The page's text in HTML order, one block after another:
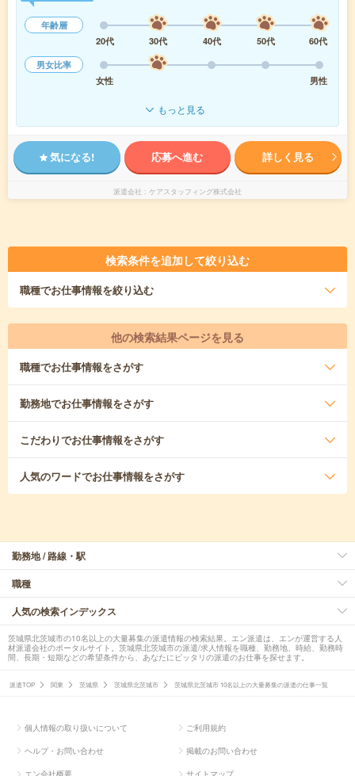
年齢層
20代
30代 40代 50代
60代
男女比率
女性
男性
もっと見る
気になる! 応募へ進む 詳しく見る
派遣会社 ケアスタッフィング株式会社
検索条件を追加して絞り込む
職種でお仕事情報を絞り込む
他の検索結果ページを見る
職種でお仕事情報をさがす
勤務地でお仕事情報をさがす
こだわりでお仕事情報をさがす
人気のワードでお仕事情報をさがす
勤務地 / 路線・駅
職種
人気の検索インデックス
茨城県北茨城市の10名以上の大量募集の派遣情報の検索結果。エン派遣は、エンが運営する人
材派遣会社のポータルサイト。茨城県北茨城市の派遣/求人情報を職種、勤務地、時給、勤務時
間、長期・短期などの希望条件から、あなたにピッタリの派遣のお仕事を探せます。
派遣TOP 関東 茨城県 茨城県北茨城市 茨城県北茨城市 10名以上の大量募集の派遣の仕事一覧
個人情報の取り扱いについて ご利用規約
ヘルプ・お問い合わせ 掲載のお問い合わせ